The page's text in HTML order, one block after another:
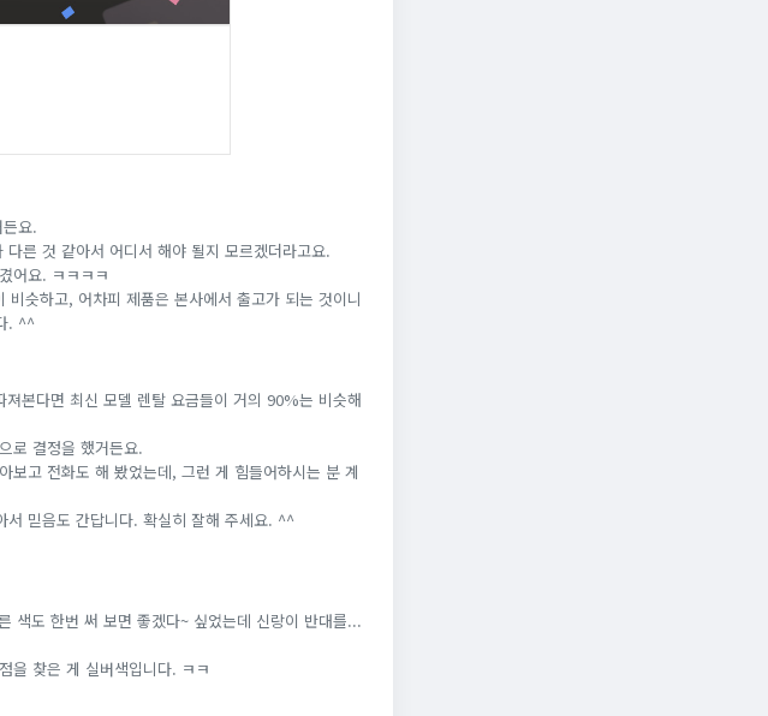
요.
른 것 같아서 어디서 해야 될지 모르겠더라고요.
어요. ㅋㅋㅋㅋ
슷하고, 어차피 제품은 본사에서 출고가 되는 것이니
. ^^
본다면 최신 모델 렌탈 요금들이 거의 90%는 비슷해
로 결정을 했거든요.
보고 전화도 해 봤었는데, 그런 게 힘들어하시는 분 계
서 믿음도 간답니다. 확실히 잘해 주세요. ^^
색도 한번 써 보면 좋겠다~ 싶었는데 신랑이 반대를...
을 찾은 게 실버색입니다. ㅋㅋ